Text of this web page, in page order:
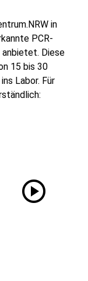
in
PCR-
Diese
15 bis 30
Labor. Für
play_circle